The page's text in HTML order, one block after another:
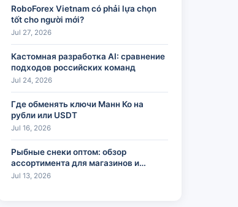
RoboForex Vietnam có phải lựa chọn
tốt cho người mới?
Jul 27, 2026
Кастомная разработка AI: сравнение
подходов российских команд
Jul 24, 2026
Где обменять ключи Манн Ко на
рубли или USDT
Jul 16, 2026
Рыбные снеки оптом: обзор
ассортимента для магазинов и
HoReCa
Jul 13, 2026